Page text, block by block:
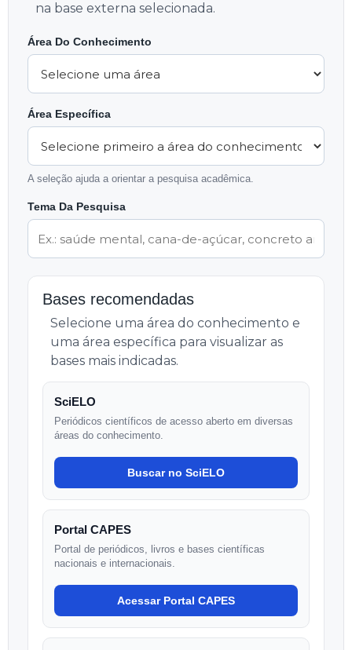
na base externa selecionada.
Área Do Conhecimento
Área Específica
A seleção ajuda a orientar a pesquisa acadêmica.
Tema Da Pesquisa
Bases recomendadas
Selecione uma área do conhecimento e
uma área específica para visualizar as
bases mais indicadas.
SciELO
Periódicos científicos de acesso aberto em diversas
áreas do conhecimento.
Buscar no SciELO
Portal CAPES
Portal de periódicos, livros e bases científicas
nacionais e internacionais.
Acessar Portal CAPES